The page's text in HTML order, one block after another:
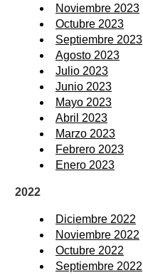
Noviembre 2023
Octubre 2023
Septiembre 2023
Agosto 2023
Julio 2023
Junio 2023
Mayo 2023
Abril 2023
Marzo 2023
Febrero 2023
Enero 2023
2022
Diciembre 2022
Noviembre 2022
Octubre 2022
Septiembre 2022